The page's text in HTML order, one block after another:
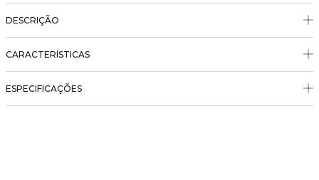
DESCRIÇÃO
CARACTERÍSTICAS
ESPECIFICAÇÕES